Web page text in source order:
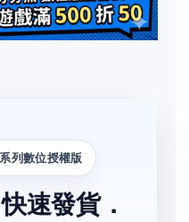
列數位授權版
速發貨．